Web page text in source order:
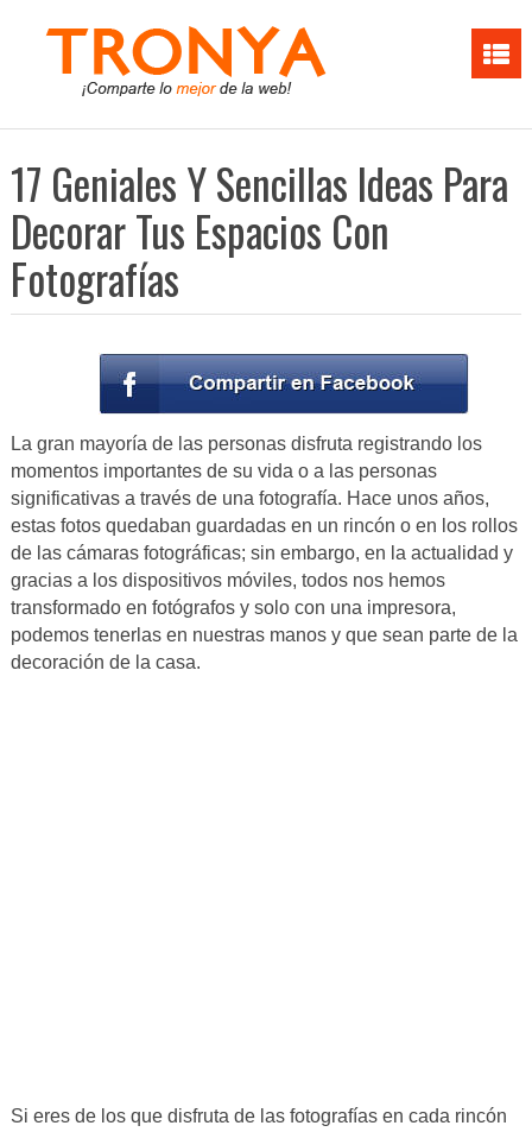
17 Geniales Y Sencillas Ideas Para
Decorar Tus Espacios Con
Fotografías
La gran mayoría de las personas disfruta registrando los
momentos importantes de su vida o a las personas
significativas a través de una fotografía. Hace unos años,
estas fotos quedaban guardadas en un rincón o en los rollos
de las cámaras fotográficas; sin embargo, en la actualidad y
gracias a los dispositivos móviles, todos nos hemos
transformado en fotógrafos y solo con una impresora,
podemos tenerlas en nuestras manos y que sean parte de la
decoración de la casa.
Si eres de los que disfruta de las fotografías en cada rincón